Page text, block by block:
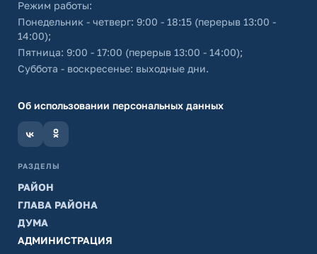
Режим работы:
Понедельник - четверг: 9:00 - 18:15 (перерыв 13:00 -
14:00);
Пятница: 9:00 - 17:00 (перерыв 13:00 - 14:00);
Суббота - воскресенье: выходные дни.
Об использовании персональных данных
РАЗДЕЛЫ
РАЙОН
ГЛАВА РАЙОНА
ДУМА
АДМИНИСТРАЦИЯ